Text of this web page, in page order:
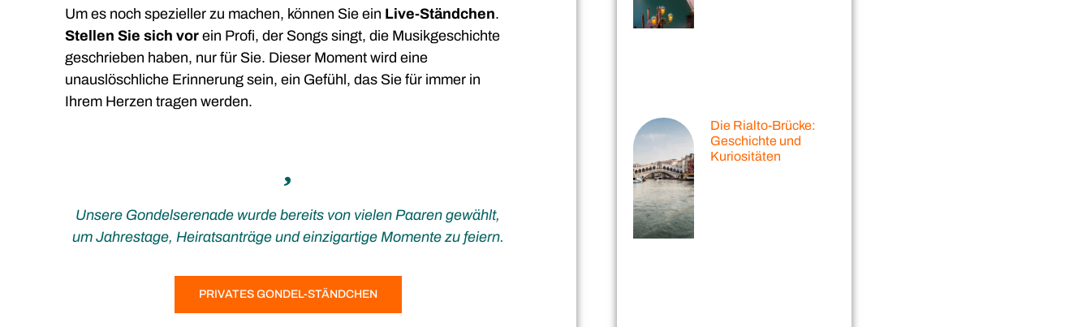
Um es noch spezieller zu machen, können Sie ein Live-Ständchen.
Stellen Sie sich vor ein Profi, der Songs singt, die Musikgeschichte
geschrieben haben, nur für Sie. Dieser Moment wird eine
unauslöschliche Erinnerung sein, ein Gefühl, das Sie für immer in
Ihrem Herzen tragen werden.
Unsere Gondelserenade wurde bereits von vielen Paaren gewählt,
um Jahrestage, Heiratsanträge und einzigartige Momente zu feiern.
PRIVATES GONDEL-STÄNDCHEN
Die Rialto-Brücke:
Geschichte und
Kuriositäten